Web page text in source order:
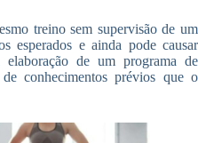
treino sem supervisão de um
esperados e ainda pode causar
de um programa de
conhecimentos prévios que o